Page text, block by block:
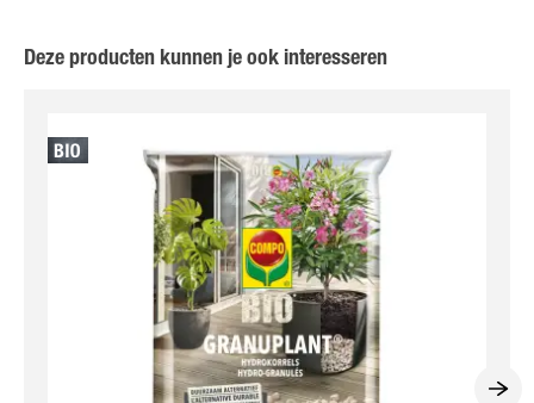
Deze producten kunnen je ook interesseren